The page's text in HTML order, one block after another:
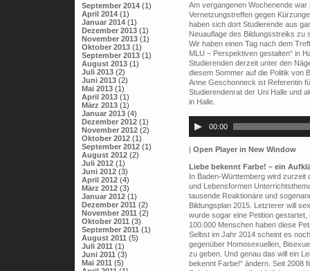
September 2014(1)
April 2014(1)
Januar 2014(1)
Dezember 2013(1)
November 2013(1)
Oktober 2013(1)
September 2013(1)
August 2013(1)
Juli 2013(2)
Juni 2013(2)
Mai 2013(1)
April 2013(1)
März 2013(1)
Januar 2013(4)
Dezember 2012(1)
November 2012(2)
Oktober 2012(1)
September 2012(1)
August 2012(2)
Juli 2012(1)
Juni 2012(3)
April 2012(4)
März 2012(3)
Januar 2012(1)
Dezember 2011 (2)
November 2011 (2)
Oktober 2011 (3)
September 2011 (1)
August 2011 (5)
Juli 2011 (1)
Juni 2011 (3)
Mai 2011 (5)
Am vergangenen Wochenende
Vernetzungstreffen gegen
haben sich dort Studierende aus
Neuauflage des Bildungsstreiks zu
Wir haben einen Tag nach dem
MLU – Perspektiven gestalten“ in
Studierenden derzeit unter den
diesem Sommer auf die Politik von
Anne Geschonneck ist Referentin
Studierendenrat der Uni Halle und
in Halle.
00:00
| Open Player in New Window
Liebe bekennt Farbe! – ein
In Baden-Württemberg wird zurzeit
und Lebensformen
tausende Reaktionäre und
Bildungsplan 2015. Letzterer will
wurde sogar eine Petition
100.000 Menschen haben diese
Selbst im Jahr 2014 scheint es
gegenüber Homosexuellen,
zu geben. Und genau das will ein
bekennt Farbe!“ ändern. Seit 2008